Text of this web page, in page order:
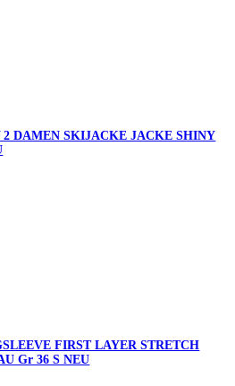
2 DAMEN SKIJACKE JACKE SHINY
FIRST LAYER STRETCH
Gr 36 S NEU